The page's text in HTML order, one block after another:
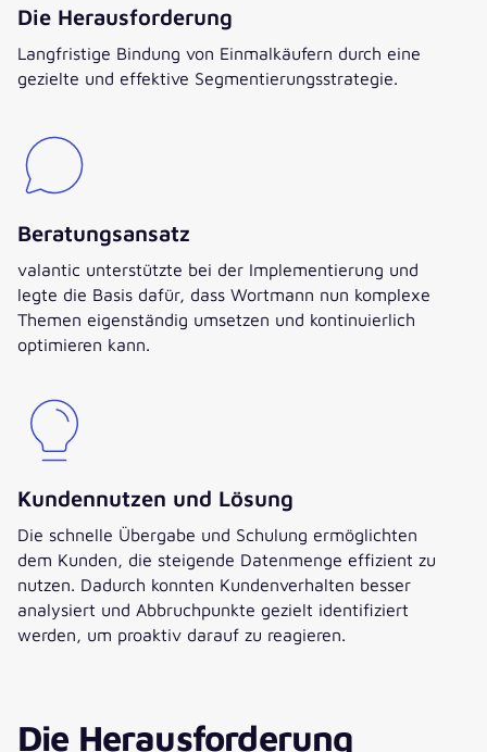
Die Herausforderung
Langfristige Bindung von Einmalkäufern durch eine
gezielte und effektive Segmentierungsstrategie.
Beratungsansatz
valantic unterstützte bei der Implementierung und
legte die Basis dafür, dass Wortmann nun komplexe
Themen eigenständig umsetzen und kontinuierlich
optimieren kann.
Kundennutzen und Lösung
Die schnelle Übergabe und Schulung ermöglichten
dem Kunden, die steigende Datenmenge effizient zu
nutzen. Dadurch konnten Kundenverhalten besser
analysiert und Abbruchpunkte gezielt identifiziert
werden, um proaktiv darauf zu reagieren.
Die Herausforderung